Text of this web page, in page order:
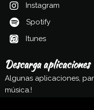
Instagram
Spotify
Itunes
Descarga aplicaciones
Algunas aplicaciones,
música.!